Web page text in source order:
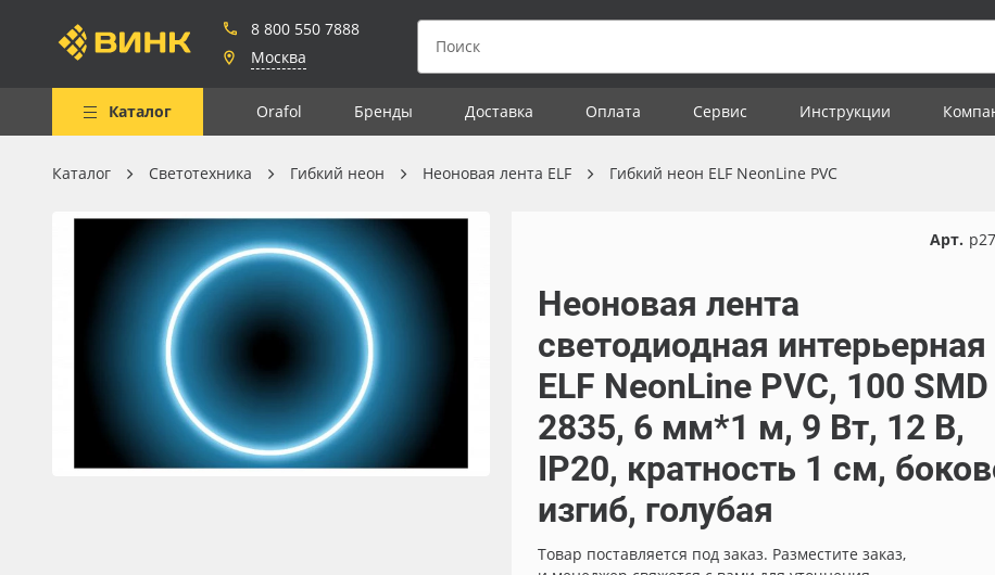
8 800 550 7888
Москва
Каталог Orafol Бренды Доставка Оплата Сервис Инструкции
Весь каталог
Рулонные материалы
Самоклеящиеся плёнки
Листовые материалы
Клей, скотчи и крепёж
Мобильные конструкции и
POS-материалы
Каталог Светотехника Гибкий неон Неоновая лента ELF Гибкий неон ELF NeonLine PVC
Арт.
Неоновая лента
светодиодная интерьерная
ELF NeonLine PVC, 100 SMD
2835, 6 мм*1 м, 9 Вт, 12 В,
IP20, кратность 1 см,
изгиб, голубая
Товар поставляется под заказ. Разместите заказ,